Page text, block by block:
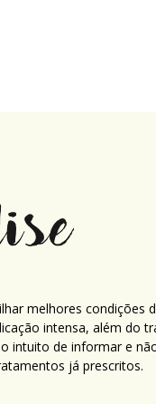
melhores condições
intensa, além do
intuito de informar e
já prescritos.